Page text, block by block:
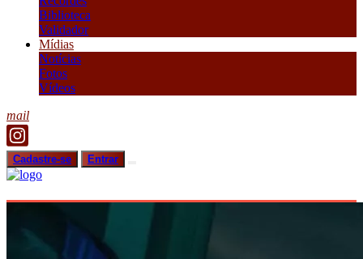
Biblioteca
Validador
Mídias
Notícias
Fotos
Vídeos
mail
Cadastre-se Entrar